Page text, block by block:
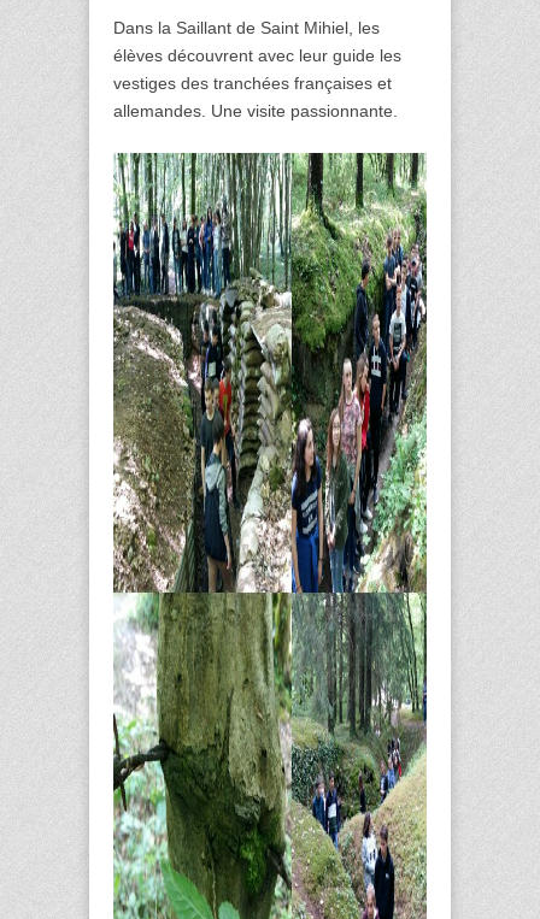
Dans la Saillant de Saint Mihiel, les
élèves découvrent avec leur guide les
vestiges des tranchées françaises et
allemandes. Une visite passionnante.